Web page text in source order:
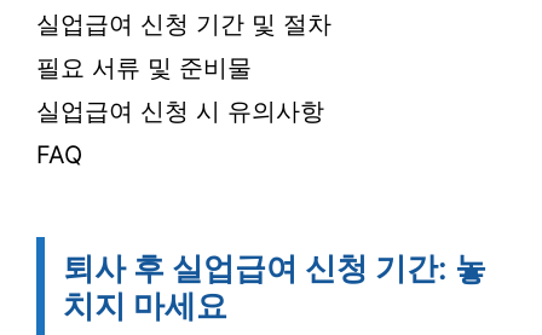
실업급여 신청 기간 및 절차
필요 서류 및 준비물
실업급여 신청 시 유의사항
FAQ
퇴사 후 실업급여 신청 기간: 놓
치지 마세요